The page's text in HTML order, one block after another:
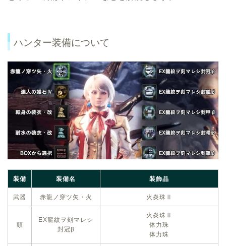
ハンター装備について
装備 装備名 装飾品
武器 赤龍ノ穿ツ矢・火 火炎珠Ⅱ
頭
EX龍紋ヲ刻マレシ
封冠β
火炎珠Ⅱ
体力珠
体力珠